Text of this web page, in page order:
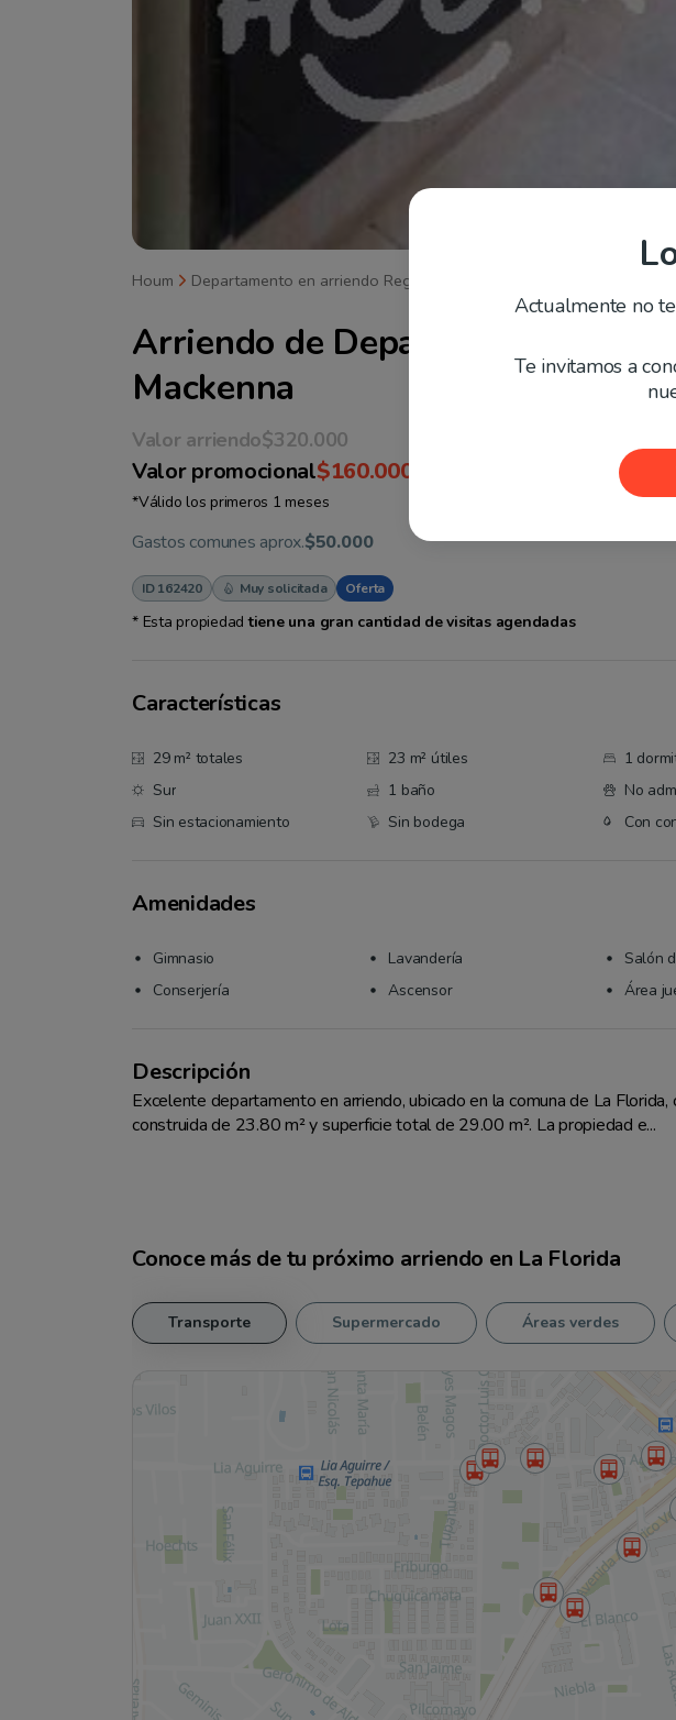
Houm Departamento en arriendo Región Metropolitana
Arriendo de Departamento en
Mackenna
Valor arriendo$320.000
Valor promocional$160.000
*Válido los primeros 1 meses
Gastos comunes aprox.$50.000
ID 162420 Muy solicitada Oferta
* Esta propiedadtiene una gran cantidad de visitas agendadas
Características
29 m² totales 23 m² útiles
1
Sur
1 baño
No
Sin estacionamiento
Sin bodega Con
Amenidades
Gimnasio Lavandería
Salón
Conserjería
Ascensor Área
Descripción
Excelente departamento en arriendo, ubicado en la comuna de La Florida,
construida de 23.80 m² y superficie total de 29.00 m². La propiedad e...
Conoce más de tu próximo arriendo en La Florida
Transporte Supermercado Áreas verdes
Actualmente no
Te invitamos a